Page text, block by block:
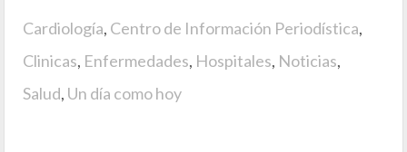
Cardiología, Centro de Información Periodística,
Clinicas, Enfermedades, Hospitales, Noticias,
Salud, Un día como hoy